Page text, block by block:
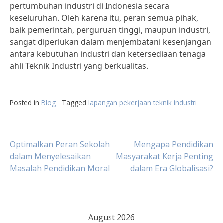
pertumbuhan industri di Indonesia secara
keseluruhan. Oleh karena itu, peran semua pihak,
baik pemerintah, perguruan tinggi, maupun industri,
sangat diperlukan dalam menjembatani kesenjangan
antara kebutuhan industri dan ketersediaan tenaga
ahli Teknik Industri yang berkualitas.
Posted in Blog Tagged lapangan pekerjaan teknik industri
Post
navigation
Optimalkan Peran Sekolah
dalam Menyelesaikan
Masalah Pendidikan Moral
Mengapa Pendidikan
Masyarakat Kerja Penting
dalam Era Globalisasi?
August 2026